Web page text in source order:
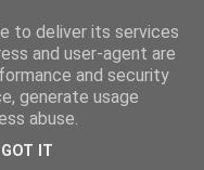
to deliver its services
and user-agent are
and security
generate usage
abuse.
GOT IT